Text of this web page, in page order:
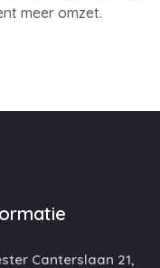
meer omzet.
Canterslaan 21,